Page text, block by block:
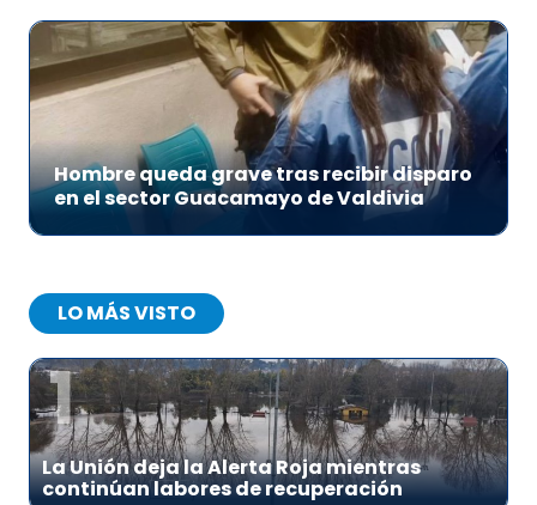
Hombre queda grave tras recibir disparo
en el sector Guacamayo de Valdivia
LO MÁS VISTO
1
La Unión deja la Alerta Roja mientras
continúan labores de recuperación